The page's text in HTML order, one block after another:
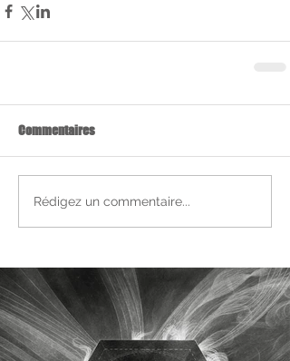
Commentaires
Rédigez un commentaire...